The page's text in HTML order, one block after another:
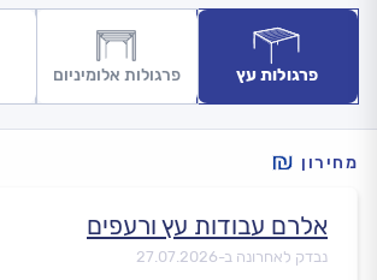
פרגולות עץ פרגולות אלומיניום
מחירון
אלרם עבודות עץ ורעפים
נבדק לאחרונה ב-27.07.2026